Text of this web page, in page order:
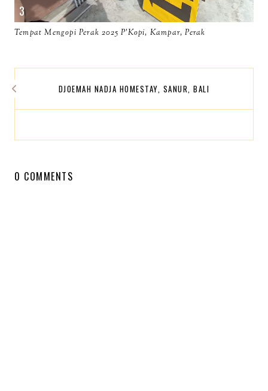
Tempat Mengopi Perak 2025 P'Kopi, Kampar, Perak
DJOEMAH NADJA HOMESTAY, SANUR, BALI
0 COMMENTS